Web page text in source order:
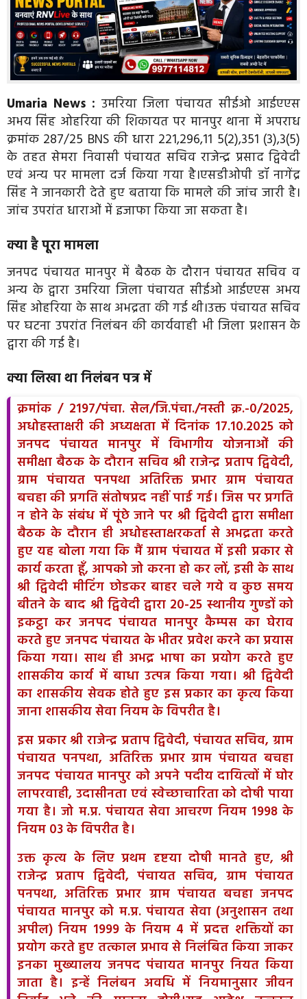
Umaria News : उमरिया जिला पंचायत सीईओ आईएएस
अभय सिंह ओहरिया की शिकायत पर मानपुर थाना में अपराध
क्रमांक 287/25 BNS की धारा 221,296,11 5(2),351 (3),3(5)
के तहत सेमरा निवासी पंचायत सचिव राजेन्द्र प्रसाद द्विवेदी
एवं अन्य पर मामला दर्ज किया गया है।एसडीओपी डॉ नागेंद्र
सिंह ने जानकारी देते हुए बताया कि मामले की जांच जारी है।
जांच उपरांत धाराओं में इजाफा किया जा सकता है।
क्या है पूरा मामला
जनपद पंचायत मानपुर में बैठक के दौरान पंचायत सचिव व
अन्य के द्वारा उमरिया जिला पंचायत सीईओ आईएएस अभय
सिंह ओहरिया के साथ अभद्रता की गई थी।उक्त पंचायत सचिव
पर घटना उपरांत निलंबन की कार्यवाही भी जिला प्रशासन के
द्वारा की गई है।
क्या लिखा था निलंबन पत्र में
क्रमांक / 2197/पंचा. सेल/जि.पंचा./नस्ती क्र.-0/2025,
अधोहस्ताक्षरी की अध्यक्षता में दिनांक 17.10.2025 को
जनपद पंचायत मानपुर में विभागीय योजनाओं की
समीक्षा बैठक के दौरान सचिव श्री राजेन्द्र प्रताप द्विवेदी,
ग्राम पंचायत पनपथा अतिरिक्त प्रभार ग्राम पंचायत
बचहा की प्रगति संतोषप्रद नहीं पाई गई। जिस पर प्रगति
न होने के संबंध में पूंछे जाने पर श्री द्विवेदी द्वारा समीक्षा
बैठक के दौरान ही अधोहस्ताक्षरकर्ता से अभद्रता करते
हुए यह बोला गया कि मैं ग्राम पंचायत में इसी प्रकार से
कार्य करता हूँ, आपको जो करना हो कर लों, इसी के साथ
श्री द्विवेदी मीटिंग छोडकर बाहर चले गये व कुछ समय
बीतने के बाद श्री द्विवेदी द्वारा 20-25 स्थानीय गुण्डों को
इकट्ठा कर जनपद पंचायत मानपुर कैम्पस का घेराव
करते हुए जनपद पंचायत के भीतर प्रवेश करने का प्रयास
किया गया। साथ ही अभद्र भाषा का प्रयोग करते हुए
शासकीय कार्य में बाधा उत्पन्न किया गया। श्री द्विवेदी
का शासकीय सेवक होते हुए इस प्रकार का कृत्य किया
जाना शासकीय सेवा नियम के विपरीत है।
इस प्रकार श्री राजेन्द्र प्रताप द्विवेदी, पंचायत सचिव, ग्राम
पंचायत पनपथा, अतिरिक्त प्रभार ग्राम पंचायत बचहा
जनपद पंचायत मानपुर को अपने पदीय दायित्वों में घोर
लापरवाही, उदासीनता एवं स्वेच्छाचारिता को दोषी पाया
गया है। जो म.प्र. पंचायत सेवा आचरण नियम 1998 के
नियम 03 के विपरीत है।
उक्त कृत्य के लिए प्रथम दृष्टया दोषी मानते हुए, श्री
राजेन्द्र प्रताप द्विवेदी, पंचायत सचिव, ग्राम पंचायत
पनपथा, अतिरिक्त प्रभार ग्राम पंचायत बचहा जनपद
पंचायत मानपुर को म.प्र. पंचायत सेवा (अनुशासन तथा
अपील) नियम 1999 के नियम 4 में प्रदत्त शक्तियों का
प्रयोग करते हुए तत्काल प्रभाव से निलंबित किया जाकर
इनका मुख्यालय जनपद पंचायत मानपुर नियत किया
जाता है। इन्हें निलंबन अवधि में नियमानुसार जीवन